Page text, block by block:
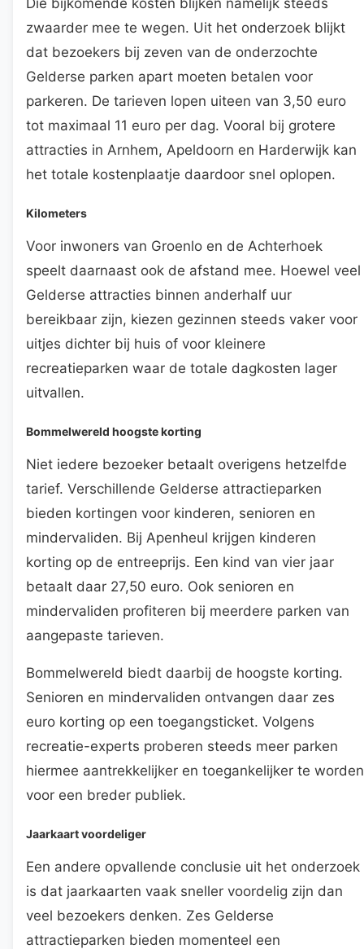
zwaarder mee te wegen. Uit het onderzoek blijkt
dat bezoekers bij zeven van de onderzochte
Gelderse parken apart moeten betalen voor
parkeren. De tarieven lopen uiteen van 3,50 euro
tot maximaal 11 euro per dag. Vooral bij grotere
attracties in Arnhem, Apeldoorn en Harderwijk kan
het totale kostenplaatje daardoor snel oplopen.
Kilometers
Voor inwoners van Groenlo en de Achterhoek
speelt daarnaast ook de afstand mee. Hoewel veel
Gelderse attracties binnen anderhalf uur
bereikbaar zijn, kiezen gezinnen steeds vaker voor
uitjes dichter bij huis of voor kleinere
recreatieparken waar de totale dagkosten lager
uitvallen.
Bommelwereld hoogste korting
Niet iedere bezoeker betaalt overigens hetzelfde
tarief. Verschillende Gelderse attractieparken
bieden kortingen voor kinderen, senioren en
mindervaliden. Bij Apenheul krijgen kinderen
korting op de entreeprijs. Een kind van vier jaar
betaalt daar 27,50 euro. Ook senioren en
mindervaliden profiteren bij meerdere parken van
aangepaste tarieven.
Bommelwereld biedt daarbij de hoogste korting.
Senioren en mindervaliden ontvangen daar zes
euro korting op een toegangsticket. Volgens
recreatie-experts proberen steeds meer parken
hiermee aantrekkelijker en toegankelijker te worden
voor een breder publiek.
Jaarkaart voordeliger
Een andere opvallende conclusie uit het onderzoek
is dat jaarkaarten vaak sneller voordelig zijn dan
veel bezoekers denken. Zes Gelderse
attractieparken bieden momenteel een